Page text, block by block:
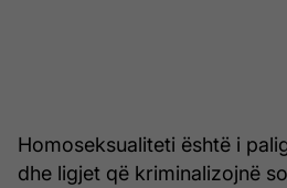
Homoseksualiteti është i
dhe ligjet që kriminalizojnë